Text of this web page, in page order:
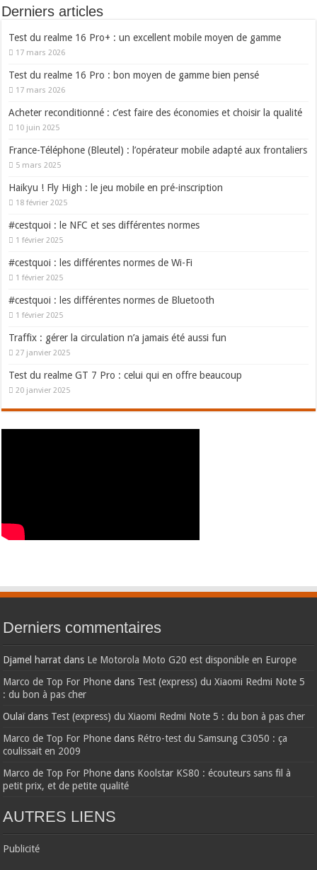
Derniers articles
Test du realme 16 Pro+ : un excellent mobile moyen de gamme
17 mars 2026
Test du realme 16 Pro : bon moyen de gamme bien pensé
17 mars 2026
Acheter reconditionné : c’est faire des économies et choisir la qualité
10 juin 2025
France-Téléphone (Bleutel) : l’opérateur mobile adapté aux frontaliers
5 mars 2025
Haikyu ! Fly High : le jeu mobile en pré-inscription
18 février 2025
#cestquoi : le NFC et ses différentes normes
1 février 2025
#cestquoi : les différentes normes de Wi-Fi
1 février 2025
#cestquoi : les différentes normes de Bluetooth
1 février 2025
Traffix : gérer la circulation n’a jamais été aussi fun
27 janvier 2025
Test du realme GT 7 Pro : celui qui en offre beaucoup
20 janvier 2025
Derniers commentaires
Djamel harrat dans Le Motorola Moto G20 est disponible en Europe
Marco de Top For Phone dans Test (express) du Xiaomi Redmi Note 5
: du bon à pas cher
Oulaïdans Test (express) du Xiaomi Redmi Note 5 : du bon à pas cher
Marco de Top For Phone dans Rétro-test du Samsung C3050 : ça
coulissait en 2009
Marco de Top For Phone dans Koolstar KS80 : écouteurs sans fil à
petit prix, et de petite qualité
AUTRES LIENS
Publicité